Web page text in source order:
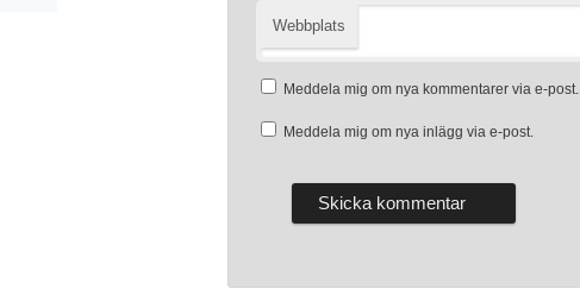
Webbplats
Meddela mig om nya kommentarer via e-post.
Meddela mig om nya inlägg via e-post.